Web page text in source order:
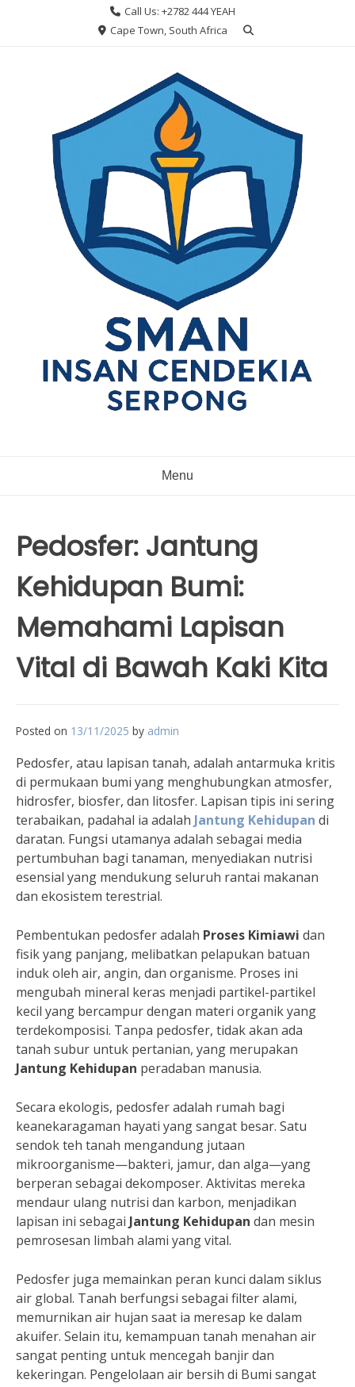
Call Us: +2782 444 YEAH
Cape Town, South Africa
Menu
Pedosfer: Jantung
Kehidupan Bumi:
Memahami Lapisan
Vital di Bawah Kaki Kita
Posted on 13/11/2025 by admin
Pedosfer, atau lapisan tanah, adalah antarmuka kritis
di permukaan bumi yang menghubungkan atmosfer,
hidrosfer, biosfer, dan litosfer. Lapisan tipis ini sering
terabaikan, padahal ia adalah Jantung Kehidupan di
daratan. Fungsi utamanya adalah sebagai media
pertumbuhan bagi tanaman, menyediakan nutrisi
esensial yang mendukung seluruh rantai makanan
dan ekosistem terestrial.
Pembentukan pedosfer adalah Proses Kimiawi dan
fisik yang panjang, melibatkan pelapukan batuan
induk oleh air, angin, dan organisme. Proses ini
mengubah mineral keras menjadi partikel-partikel
kecil yang bercampur dengan materi organik yang
terdekomposisi. Tanpa pedosfer, tidak akan ada
tanah subur untuk pertanian, yang merupakan
Jantung Kehidupan peradaban manusia.
Secara ekologis, pedosfer adalah rumah bagi
keanekaragaman hayati yang sangat besar. Satu
sendok teh tanah mengandung jutaan
mikroorganisme—bakteri, jamur, dan alga—yang
berperan sebagai dekomposer. Aktivitas mereka
mendaur ulang nutrisi dan karbon, menjadikan
lapisan ini sebagai Jantung Kehidupan dan mesin
pemrosesan limbah alami yang vital.
Pedosfer juga memainkan peran kunci dalam siklus
air global. Tanah berfungsi sebagai filter alami,
memurnikan air hujan saat ia meresap ke dalam
akuifer. Selain itu, kemampuan tanah menahan air
sangat penting untuk mencegah banjir dan
kekeringan. Pengelolaan air bersih di Bumi sangat